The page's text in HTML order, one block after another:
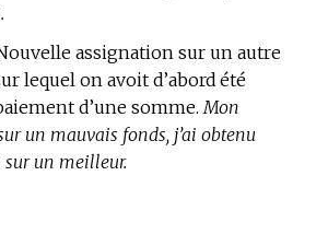
assignation sur un autre
lequel on avoit d’abord été
d’une somme. Mon
un mauvais fonds, j’ai obtenu
un meilleur.